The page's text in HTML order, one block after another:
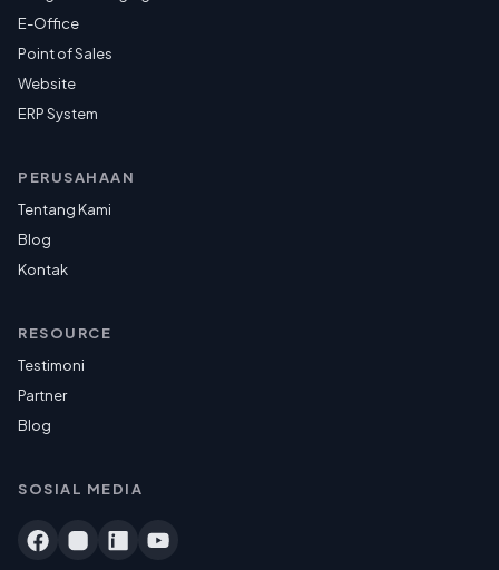
E-Office
Point of Sales
Website
ERP System
PERUSAHAAN
Tentang Kami
Blog
Kontak
RESOURCE
Testimoni
Partner
Blog
SOSIAL MEDIA